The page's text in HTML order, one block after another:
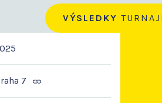
VÝSLEDKY
7